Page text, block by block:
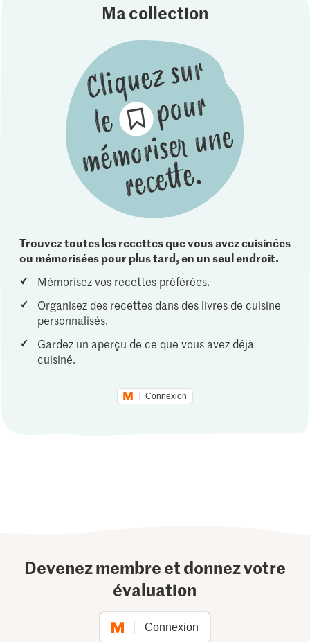
Ma collection
Trouvez toutes les recettes que vous avez cuisinées
ou mémorisées pour plus tard, en un seul endroit.
Mémorisez vos recettes préférées.
Organisez des recettes dans des livres de cuisine
personnalisés.
Gardez un aperçu de ce que vous avez déjà
cuisiné.
Connexion
Devenez membre et donnez votre
évaluation
Connexion